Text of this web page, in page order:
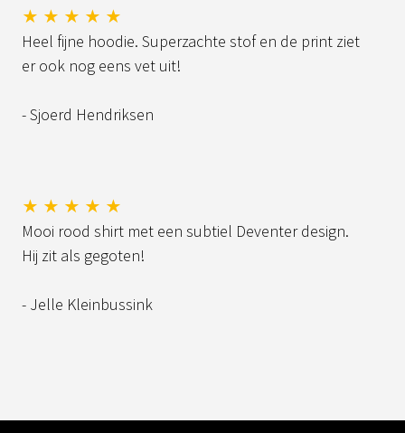
★ ★ ★ ★ ★
Heel fijne hoodie. Superzachte stof en de print ziet
er ook nog eens vet uit!
- Sjoerd Hendriksen
★ ★ ★ ★ ★
Mooi rood shirt met een subtiel Deventer design.
Hij zit als gegoten!
- Jelle Kleinbussink